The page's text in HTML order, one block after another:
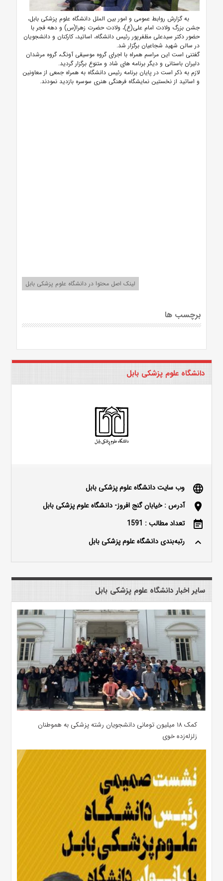
به گزارش روابط عمومی و امور بین الملل دانشگاه علوم پزشکی بابل،
جشن بزرگ ولادت امام علی(ع)، ولادت حضرت زهرا(س) و دهه فجر با
حضور دکتر سیدعلی مظفرپور رئیس دانشگاه، اساتید، کارکنان و دانشجویان
در سالن شهید شجاعیان برگزار شد.
گفتنی است این مراسم همراه با اجرای گروه موسیقی آونگ، گروه مرشدان
دلیران باستانی و دیگر برنامه های شاد و متنوع برگزار گردید.
لازم به ذکر است در پایان برنامه رئیس دانشگاه به همراه جمعی از معاونین
و اساتید از نخستین نمایشگاه فرهنگی هنری سوسره بازدید نمودند.
لینک اصل محتوا در دانشگاه علوم پزشکی بابل
برچسب ها
دانشگاه علوم پزشکی بابل
language وب سایت دانشگاه علوم پزشکی بابل
location_on آدرس : خیابان گنج افروز- دانشگاه علوم پزشکی بابل
event_note تعداد مطالب : 1591
keyboard_arrow_up رتبه‌بندی دانشگاه علوم پزشکی بابل
سایر اخبار دانشگاه علوم پزشکی بابل
کمک ۱۸ میلیون تومانی دانشجویان رشته پزشکی به هموطنان
زلزله‌زده خوی